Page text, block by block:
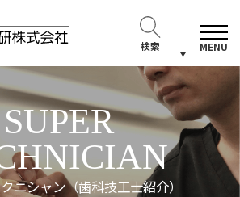
検索 MENU
SUPER
ニシャン（歯科技工士紹介）